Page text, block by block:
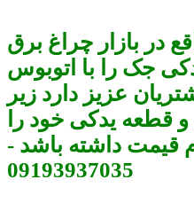
در بازار چراغ برق
جک را با اتوبوس
عزیز دارد زیر
قطعه یدکی خود را
قیمت داشته باشد -
09193937035